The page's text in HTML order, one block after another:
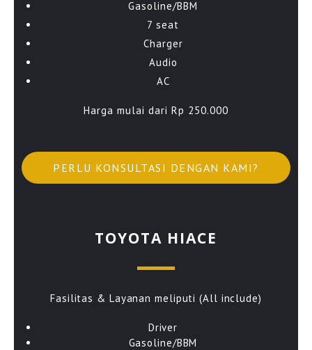
Gasoline/BBM
7 seat
Charger
Audio
AC
Harga mulai dari Rp 250.000
PERLU KONSULTASI DENGAN KAMI?
TOYOTA HIACE
Fasilitas & Layanan meliputi (All include)
Driver
Gasoline/BBM